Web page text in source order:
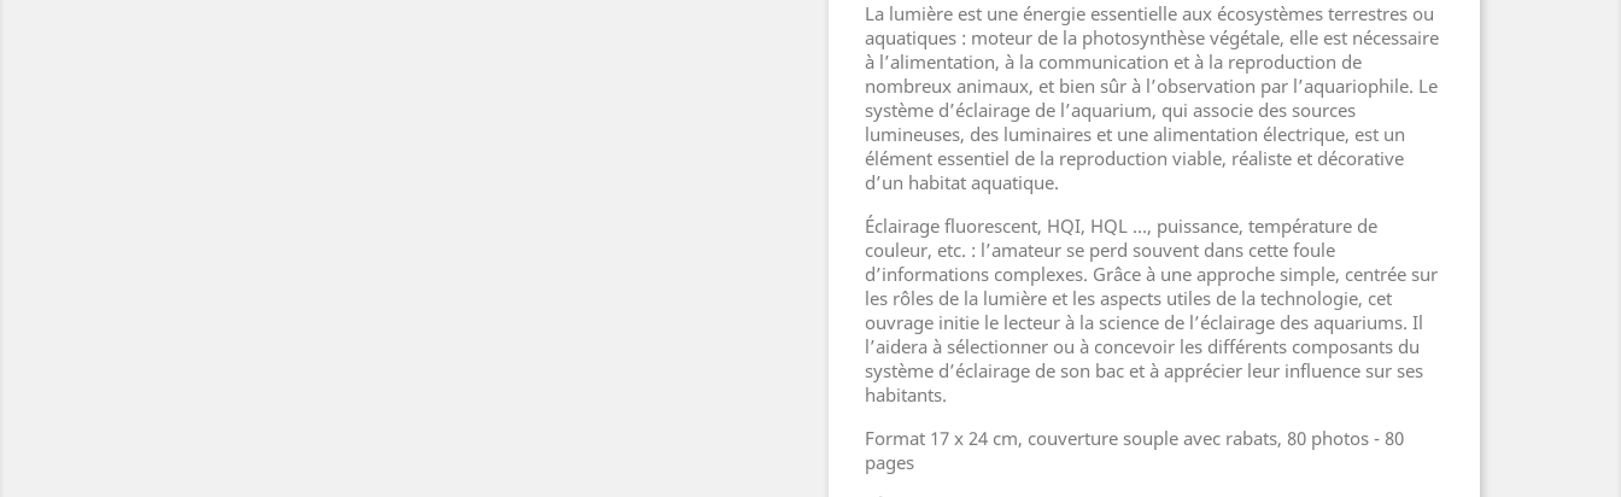
La lumière est une énergie essentielle aux écosystèmes terrestres ou
aquatiques : moteur de la photosynthèse végétale, elle est nécessaire
à l’alimentation, à la communication et à la reproduction de
nombreux animaux, et bien sûr à l’observation par l’aquariophile. Le
système d’éclairage de l’aquarium, qui associe des sources
lumineuses, des luminaires et une alimentation électrique, est un
élément essentiel de la reproduction viable, réaliste et décorative
d’un habitat aquatique.
Éclairage fluorescent, HQI, HQL …, puissance, température de
couleur, etc. : l’amateur se perd souvent dans cette foule
d’informations complexes. Grâce à une approche simple, centrée sur
les rôles de la lumière et les aspects utiles de la technologie, cet
ouvrage initie le lecteur à la science de l’éclairage des aquariums. Il
l’aidera à sélectionner ou à concevoir les différents composants du
système d’éclairage de son bac et à apprécier leur influence sur ses
habitants.
Format 17 x 24 cm, couverture souple avec rabats, 80 photos - 80
pages